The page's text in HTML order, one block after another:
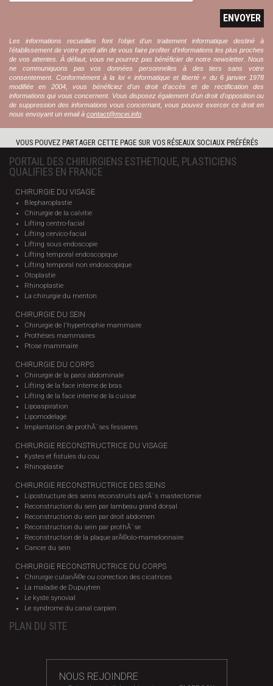
ENVOYER
Les informations recueillies font l'objet d'un traitement informatique destiné à
l'établissement de votre profil afin de vous faire profiter d’informations les plus proches
de vos attentes. À défaut, vous ne pourrez pas bénéficier de notre newsletter. Nous
ne communiquons pas vos données personnelles à des tiers sans votre
consentement. Conformément à la loi « informatique et liberté » du 6 janvier 1978
modifiée en 2004, vous bénéficiez d'un droit d'accès et de rectification des
informations qui vous concernent. Vous disposez également d'un droit d'opposition ou
de suppression des informations vous concernant, vous pouvez exercer ce droit en
nous envoyant un email à contact@mcei.info
VOUS POUVEZ PARTAGER CETTE PAGE SUR VOS RÉSEAUX SOCIAUX PRÉFÉRÉS
PORTAIL DES CHIRURGIENS ESTHETIQUE, PLASTICIENS
QUALIFIES EN FRANCE
CHIRURGIE DU VISAGE
Blepharoplastie
Chirurgie de la calvitie
Lifting centro-facial
Lifting cervico-facial
Lifting sous endoscopie
Lifting temporal endoscopique
Lifting temporal non endoscopique
Otoplastie
Rhinoplastie
La chirurgie du menton
CHIRURGIE DU SEIN
Chirurgie de l'hypertrophie mammaire
Prothèses mammaires
Ptose mammaire
CHIRURGIE DU CORPS
Chirurgie de la paroi abdominale
Lifting de la face interne de bras
Lifting de la face interne de la cuisse
Lipoaspiration
Lipomodelage
Implantation de prothÃ¨ses fessieres
CHIRURGIE RECONSTRUCTRICE DU VISAGE
Kystes et fistules du cou
Rhinoplastie
CHIRURGIE RECONSTRUCTRICE DES SEINS
Lipostructure des seins reconstruits aprÃ¨s mastectomie
Reconstruction du sein par lambeau grand dorsal
Reconstruction du sein par droit abdomen
Reconstruction du sein par prothÃ¨se
Reconstruction de la plaque arÃ©olo-mamelonnaire
Cancer du sein
CHIRURGIE RECONSTRUCTRICE DU CORPS
Chirurgie cutanÃ©e ou correction des cicatrices
La maladie de Dupuytren
Le kyste synovial
Le syndrome du canal carpien
PLAN DU SITE
NOUS REJOINDRE